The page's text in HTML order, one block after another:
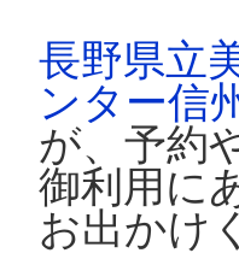
長野県立
ンター信
が、予約
御利用に
お出かけ